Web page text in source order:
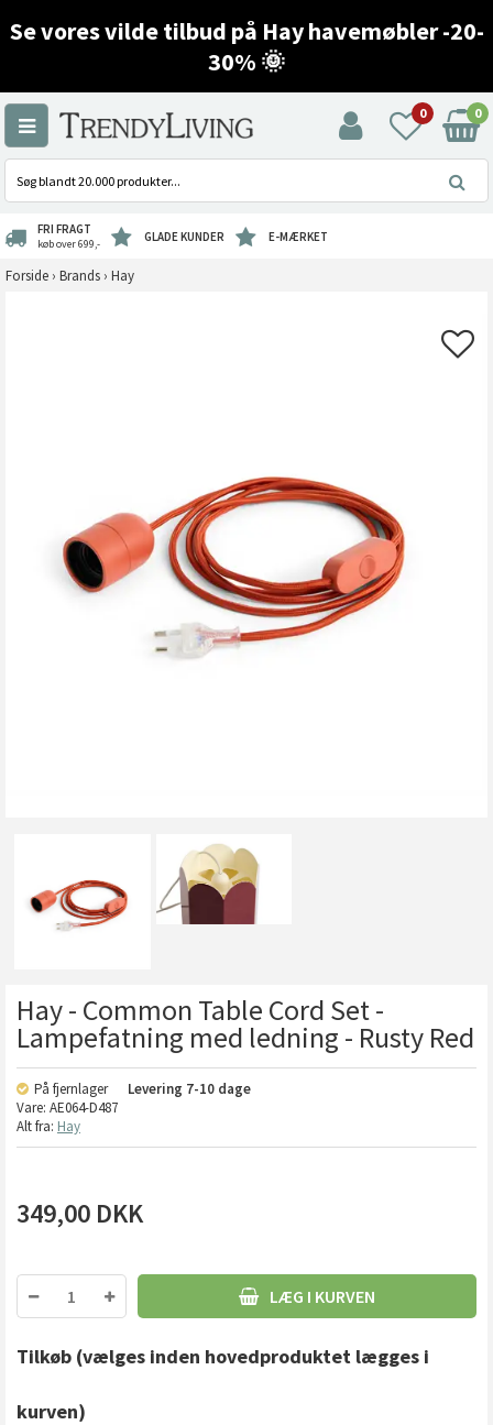
Se vores vilde tilbud på Hay havemøbler -20-
30% 🌞
0 0
FRI FRAGT
køb over 699,- GLADE KUNDER E-MÆRKET
Forside › Brands › Hay
Hay - Common Table Cord Set -
Lampefatning med ledning - Rusty Red
På fjernlager Levering 7-10 dage
Vare: AE064-D487
Alt fra: Hay
349,00 DKK
LÆG I KURVEN
Tilkøb (vælges inden hovedproduktet lægges i
kurven)